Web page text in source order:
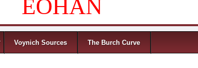
EOHAN
Voynich Sources The Burch Curve